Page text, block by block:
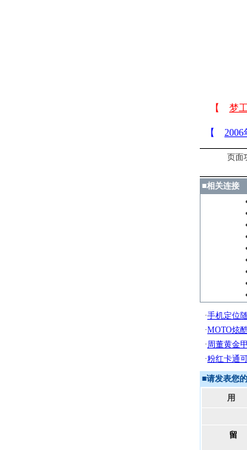
页面
■相关连接
■请发表您
用
留